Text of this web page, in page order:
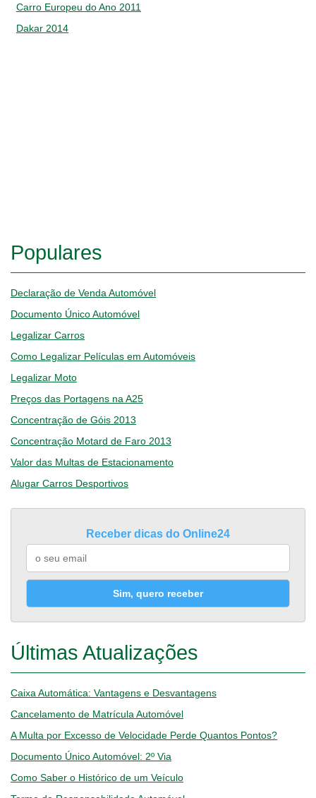
Carro Europeu do Ano 2011
Dakar 2014
Populares
Declaração de Venda Automóvel
Documento Único Automóvel
Legalizar Carros
Como Legalizar Películas em Automóveis
Legalizar Moto
Preços das Portagens na A25
Concentração de Góis 2013
Concentração Motard de Faro 2013
Valor das Multas de Estacionamento
Alugar Carros Desportivos
Receber dicas do Online24
Sim, quero receber
Últimas Atualizações
Caixa Automática: Vantagens e Desvantagens
Cancelamento de Matrícula Automóvel
A Multa por Excesso de Velocidade Perde Quantos Pontos?
Documento Único Automóvel: 2º Via
Como Saber o Histórico de um Veículo